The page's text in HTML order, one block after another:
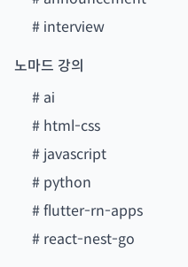
# interview
노마드 강의
# ai
# html-css
# javascript
# python
#flutter-rn-apps
# react-nest-go